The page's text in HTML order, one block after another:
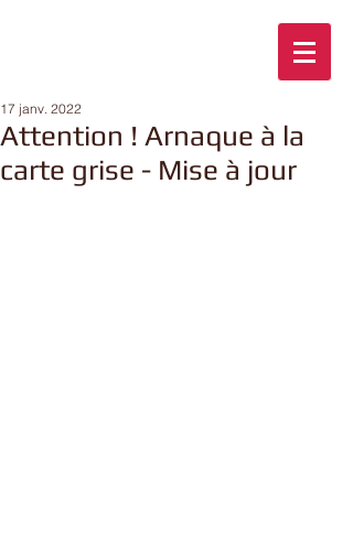
Attention ! Arnaque à la
carte grise - Mise à jour
17 janv. 2022